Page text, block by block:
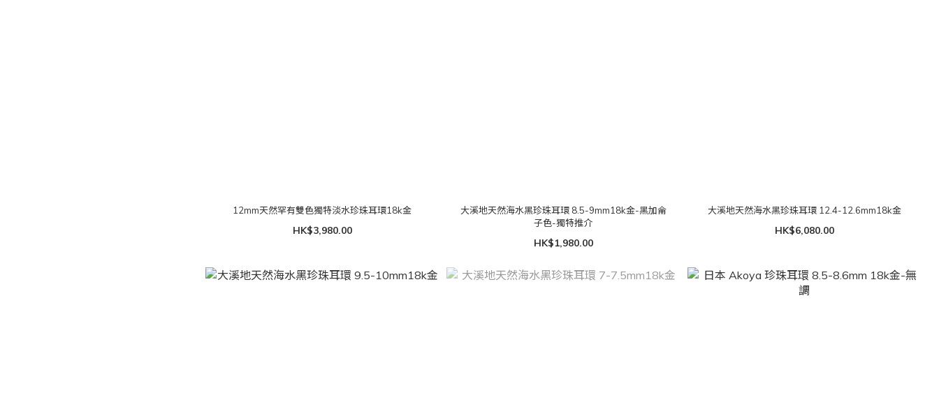
12mm天然罕有雙色獨特淡水珍珠耳環18k金
HK$3,980.00
大溪地天然海水黑珍珠耳環 8.5-9mm18k金-黑加侖
子色-獨特推介
HK$1,980.00
大溪地天然海水黑珍珠耳環 12.4-12.6mm18k金
HK$6,080.00